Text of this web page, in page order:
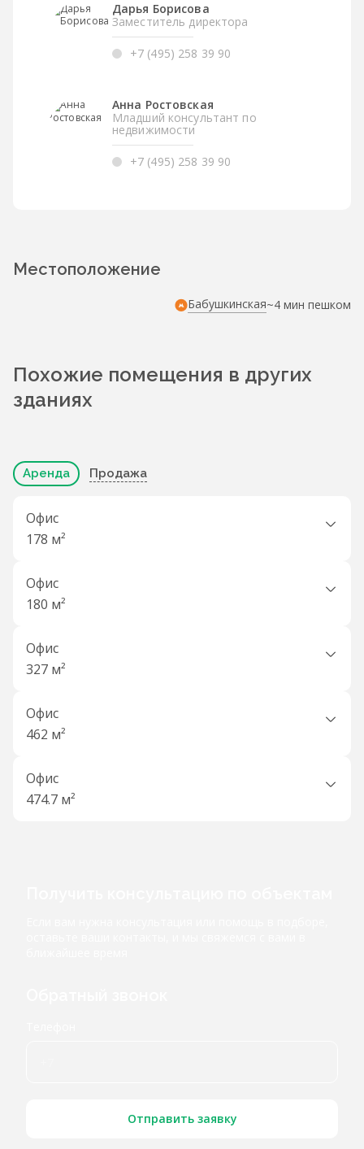
Дарья Борисова
Заместитель директора
+7 (495) 258 39 90
Анна Ростовская
Младший консультант по
недвижимости
+7 (495) 258 39 90
Местоположение
Бабушкинская~4 мин пешком
Похожие помещения в других
зданиях
Аренда Продажа
Офис
178 м²
Офис
180 м²
Офис
327 м²
Офис
462 м²
Офис
474.7 м²
Отправить заявку